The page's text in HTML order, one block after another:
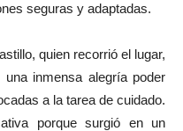
seguras y adaptadas.
quien recorrió el lugar,
inmensa alegría poder
a la tarea de cuidado.
porque surgió en un